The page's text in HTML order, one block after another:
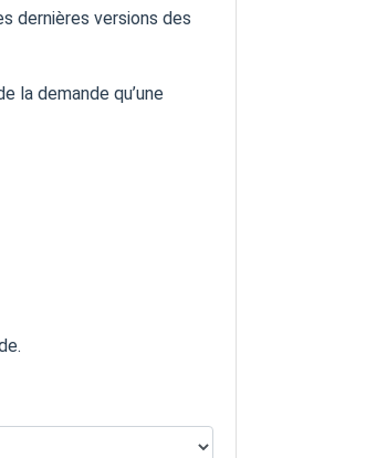
dernières versions des
la demande qu’une